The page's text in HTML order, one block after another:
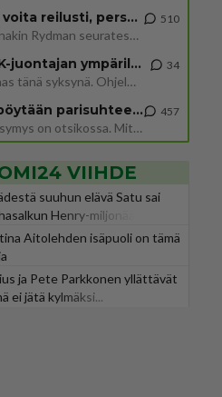
Jos SDP ei voita reilusti, persut kumoavat demokratian Suomesta
Näin tekisi ainakin Rydman seuratessaan idolinsa Trumpin mallia https://www.is.fi/politiikka/art-2000012187244.html
510
Uuden TTK-juontajan ympärillä epätietoisuus sakenee - Nyt MTV hämmentää soppaa
TTK tulee taas tänä syksynä. Ohjelman uudet tähtioppilaat julkistetaan torstaina 6. elokuuta klo 14 alkavassa lehdistö
34
Mitä tuot pöytään parisuhteessa?
Siinäpä se kysymys on otsikossa. Mitäpä siis tuot/toisit pöytään parisuhteessa? Oletko mies vai nainen? Koetko sen mitä
457
VIIHDE
suuhun elävä Satu sai
Henry-miljonääriltä
Aitolehden isäpuoli on tämä
ja Pete Parkkonen yllättävät
ei jätä kylmäksi...